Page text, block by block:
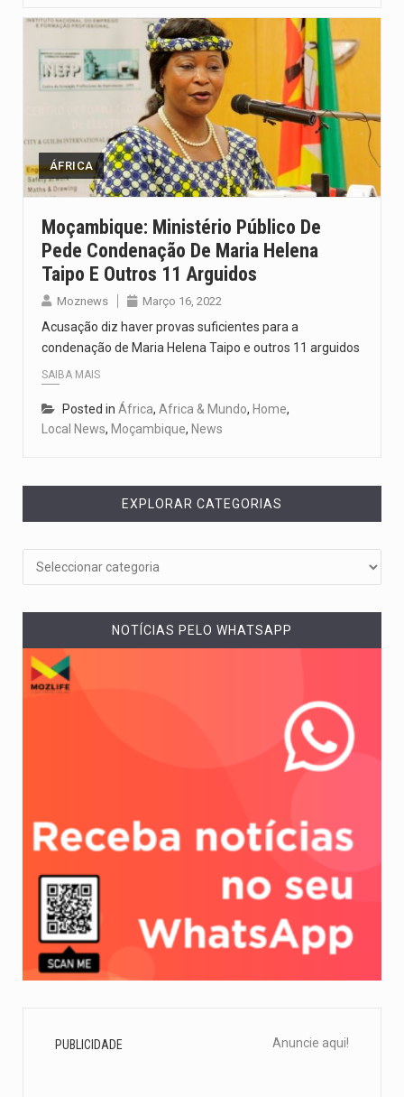
ÁFRICA
Moçambique: Ministério Público De
Pede Condenação De Maria Helena
Taipo E Outros 11 Arguidos
Moznews Março 16, 2022
Acusação diz haver provas suficientes para a
condenação de Maria Helena Taipo e outros 11 arguidos
SAIBA MAIS
Posted in África, Africa & Mundo, Home,
Local News, Moçambique, News
EXPLORAR CATEGORIAS
NOTÍCIAS PELO WHATSAPP
PUBLICIDADE Anuncie aqui!